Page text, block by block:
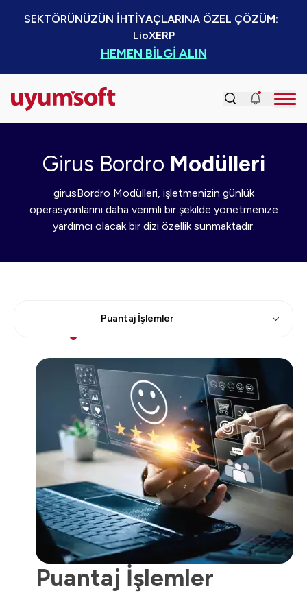
SEKTÖRÜNÜZÜN İHTİYAÇLARINA ÖZEL ÇÖZÜM:
LioXERP
HEMEN BİLGİ ALIN
Girus Bordro Modülleri
girusBordro Modülleri, işletmenizin günlük
operasyonlarını daha verimli bir şekilde yönetmenize
yardımcı olacak bir dizi özellik sunmaktadır.
Puantaj İşlemler
Puantaj İşlemler